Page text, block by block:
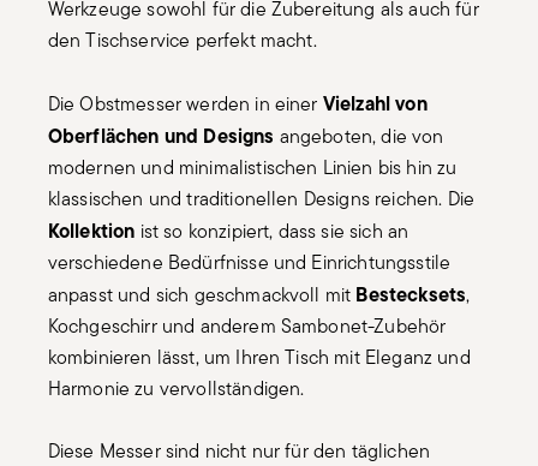
Werkzeuge sowohl für die Zubereitung als auch für
den Tischservice perfekt macht.
Die Obstmesser werden in einer Vielzahl von
Oberflächen und Designs angeboten, die von
modernen und minimalistischen Linien bis hin zu
klassischen und traditionellen Designs reichen. Die
Kollektion ist so konzipiert, dass sie sich an
verschiedene Bedürfnisse und Einrichtungsstile
anpasst und sich geschmackvoll mit Bestecksets,
Kochgeschirr und anderem Sambonet-Zubehör
kombinieren lässt, um Ihren Tisch mit Eleganz und
Harmonie zu vervollständigen.
Diese Messer sind nicht nur für den täglichen